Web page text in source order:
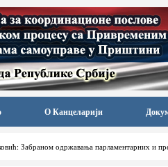
О Канцеларији
Забраном одржавања парламентарних и